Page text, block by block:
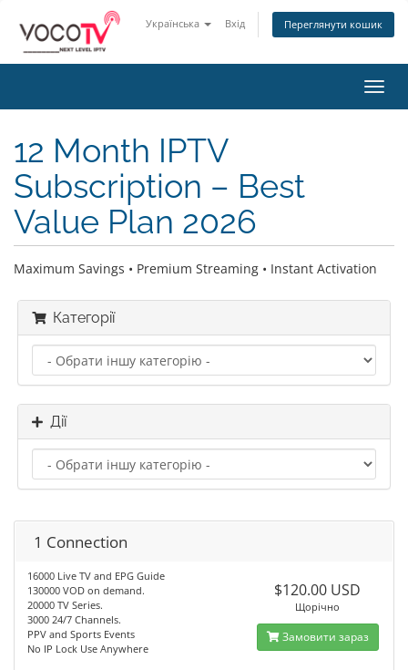
Українська Вхід Переглянути кошик
12 Month IPTV
Subscription – Best
Value Plan 2026
Maximum Savings • Premium Streaming • Instant Activation
Категорії
Дії
1 Connection
16000 Live TV and EPG Guide
130000 VOD on demand.
20000 TV Series.
3000 24/7 Channels.
PPV and Sports Events
No IP Lock Use Anywhere
$120.00 USD
Щорічно
Замовити зараз